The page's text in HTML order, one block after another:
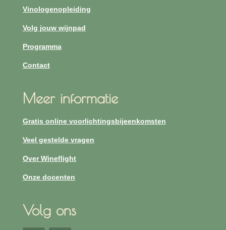
Vinologenopleiding
Volg jouw wijnpad
Programma
Contact
Meer informatie
Gratis online voorlichtingsbijeenkomsten
Veel gestelde vragen
Over Wineflight
Onze docenten
Volg ons